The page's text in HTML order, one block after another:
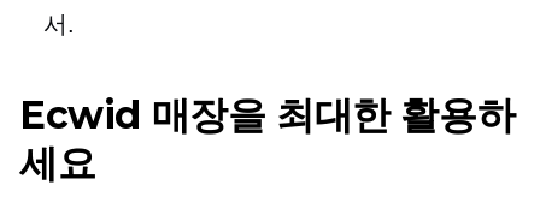
서.
Ecwid 매장을 최대한 활용하
세요